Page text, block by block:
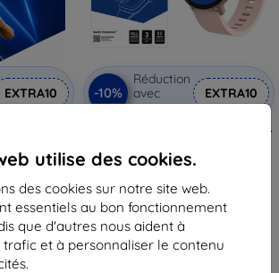
utilise des cookies.
des cookies sur notre site web.
essentiels au bon fonctionnement
que d'autres nous aident à
et à personnaliser le contenu
EXTRA10 -10%
Réduction
avec
coupon
EXTRA10
3MK FlexibleGlass Watch Forever
hybride
7,10 €
Dernier article en stock